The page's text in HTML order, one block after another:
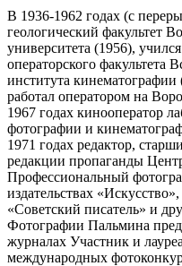
В 1936-1962 годах (с
геологический факультет
университета (1956),
операторского факультета
института
работал оператором на
1967 годах кинооператор
фотографии и
1971 годах редактор,
редакции пропаганды
Профессиональный
издательствах
«Советский писатель» и
Фотографии Пальмина
журналах Участник и
международных